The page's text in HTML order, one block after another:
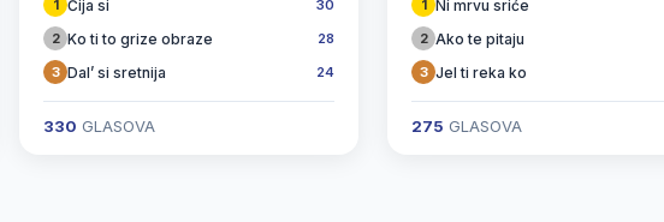
1 Čija si
30
2 Ko ti to grize obraze
28
3 Dal’ si sretnija 24
330 GLASOVA
1 Ni mrvu sriće
2 Ako te pitaju
3 Jel ti reka ko
275 GLASOVA